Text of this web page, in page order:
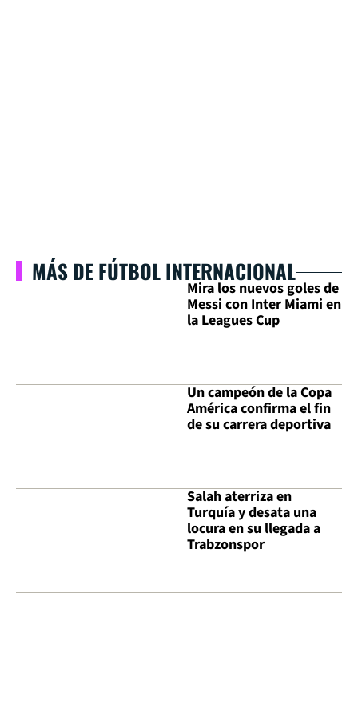
MÁS DE FÚTBOL INTERNACIONAL
Mira los nuevos goles de
Messi con Inter Miami en
la Leagues Cup
Un campeón de la Copa
América confirma el fin
de su carrera deportiva
Salah aterriza en
Turquía y desata una
locura en su llegada a
Trabzonspor